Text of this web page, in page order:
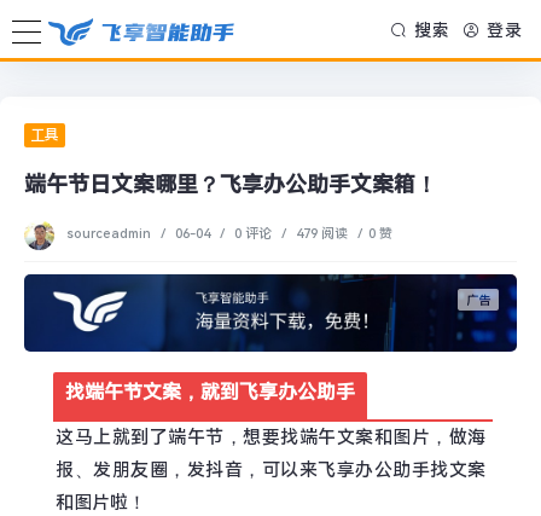
搜索 登录
工具
端午节日文案哪里？飞享办公助手文案箱！
sourceadmin / 06-04 / 0 评论 / 479 阅读 / 0 赞
找端午节文案，就到飞享办公助手
这马上就到了端午节，想要找端午文案和图片，做海
报、发朋友圈，发抖音，可以来飞享办公助手找文案
和图片啦！